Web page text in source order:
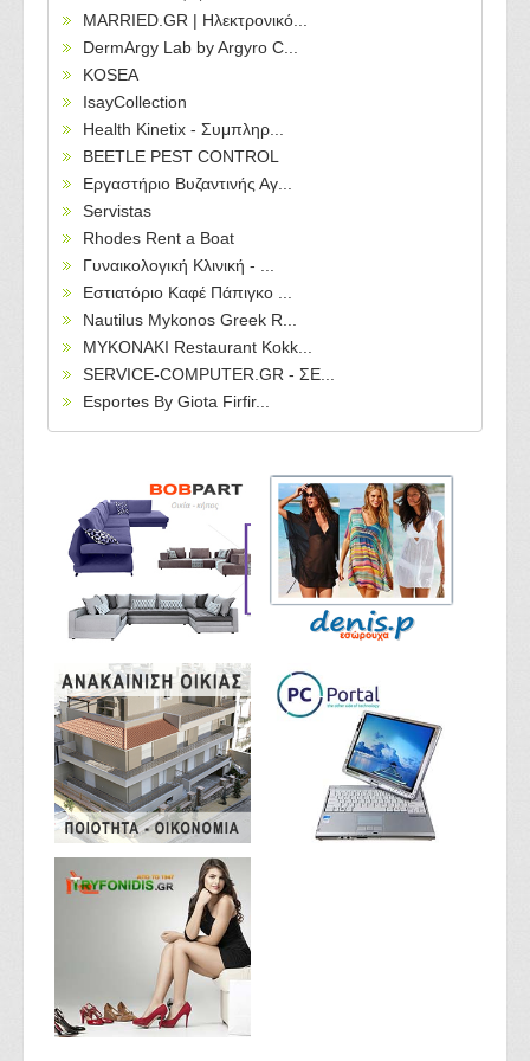
MARRIED.GR | Ηλεκτρονικό...
DermArgy Lab by Argyro C...
KOSEA
IsayCollection
Health Kinetix - Συμπληρ...
BEETLE PEST CONTROL
Εργαστήριο Βυζαντινής Αγ...
Servistas
Rhodes Rent a Boat
Γυναικολογική Κλινική - ...
Εστιατόριο Καφέ Πάπιγκο ...
Nautilus Mykonos Greek R...
MYKONAKI Restaurant Kokk...
SERVICE-COMPUTER.GR - ΣΕ...
Esportes By Giota Firfir...